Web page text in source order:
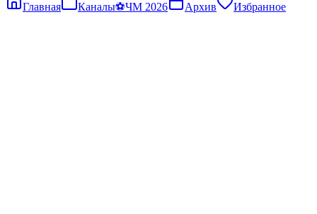
Главная
Каналы⚽ЧМ 2026 Архив Избранное